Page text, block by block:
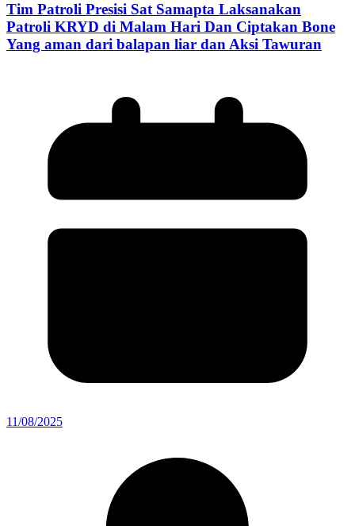
Tim Patroli Presisi Sat Samapta Laksanakan
Patroli KRYD di Malam Hari Dan Ciptakan Bone
Yang aman dari balapan liar dan Aksi Tawuran
11/08/2025